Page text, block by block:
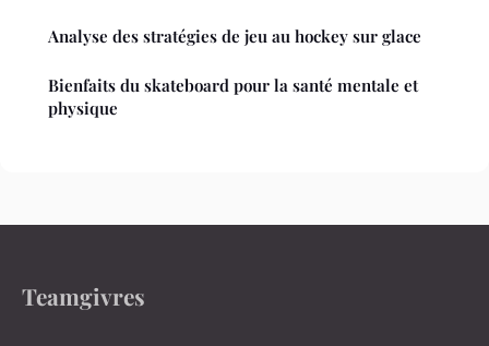
Analyse des stratégies de jeu au hockey sur glace
Bienfaits du skateboard pour la santé mentale et
physique
Teamgivres